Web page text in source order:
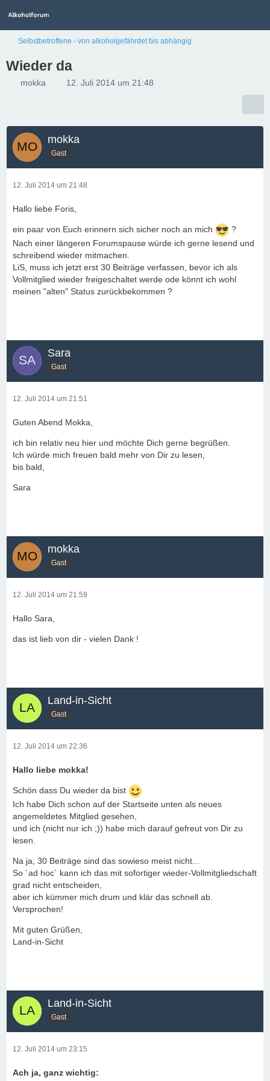
Selbstbetroffene - von alkoholgefährdet bis abhängig
Wieder da
mokka 12. Juli 2014 um 21:48
mokka
Gast
12. Juli 2014 um 21:48
Hallo liebe Foris,
ein paar von Euch erinnern sich sicher noch an mich
?
Nach einer längeren Forumspause würde ich gerne lesend und
schreibend wieder mitmachen.
LiS, muss ich jetzt erst 30 Beiträge verfassen, bevor ich als
Vollmitglied wieder freigeschaltet werde ode könnt ich wohl
meinen "alten" Status zurückbekommen ?
Sara
Gast
12. Juli 2014 um 21:51
Guten Abend Mokka,
ich bin relativ neu hier und möchte Dich gerne begrüßen.
Ich würde mich freuen bald mehr von Dir zu lesen,
bis bald,
Sara
mokka
Gast
12. Juli 2014 um 21:59
Hallo Sara,
das ist lieb von dir - vielen Dank !
Land-in-Sicht
Gast
12. Juli 2014 um 22:36
Hallo liebe mokka!
Schön dass Du wieder da bist
Ich habe Dich schon auf der Startseite unten als neues
angemeldetes Mitglied gesehen,
und ich (nicht nur ich ;)) habe mich darauf gefreut von Dir zu
lesen.
Na ja, 30 Beiträge sind das sowieso meist nicht...
So ´ad hoc´ kann ich das mit sofortiger wieder-Vollmitgliedschaft
grad nicht entscheiden,
aber ich kümmer mich drum und klär das schnell ab.
Versprochen!
Mit guten Grüßen,
Land-in-Sicht
Land-in-Sicht
Gast
12. Juli 2014 um 23:15
Ach ja, ganz wichtig: